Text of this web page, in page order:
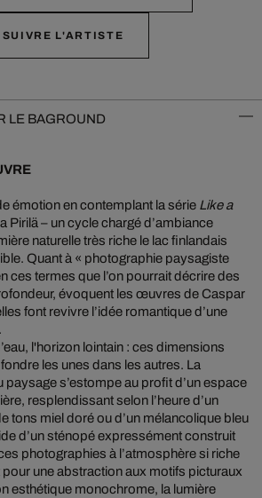
SUIVRE L'ARTISTE
LE BAGROUND
émotion en contemplant la série Like a
Pirilä – un cycle chargé d’ambiance
naturelle très riche le lac finlandais
Quant à « photographie paysagiste
ces termes que l’on pourrait décrire des
évoquent les œuvres de Caspar
font revivre l’idée romantique d’une
l'horizon lointain : ces dimensions
les unes dans les autres. La
s’estompe au profit d’un espace
resplendissant selon l’heure d’un
tons miel doré ou d’un mélancolique bleu
d’un sténopé expressément construit
photographies à l’atmosphère si riche
pour une abstraction aux motifs picturaux
esthétique monochrome, la lumière